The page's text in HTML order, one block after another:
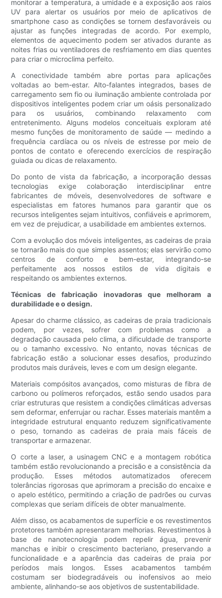
monitorar a temperatura, a umidade e a exposição aos raios
UV para alertar os usuários por meio de aplicativos de
smartphone caso as condições se tornem desfavoráveis ​​ou
ajustar as funções integradas de acordo. Por exemplo,
elementos de aquecimento podem ser ativados durante as
noites frias ou ventiladores de resfriamento em dias quentes
para criar o microclima perfeito.
A conectividade também abre portas para aplicações
voltadas ao bem-estar. Alto-falantes integrados, bases de
carregamento sem fio ou iluminação ambiente controlada por
dispositivos inteligentes podem criar um oásis personalizado
para os usuários, combinando relaxamento com
entretenimento. Alguns modelos conceituais exploram até
mesmo funções de monitoramento de saúde — medindo a
frequência cardíaca ou os níveis de estresse por meio de
pontos de contato e oferecendo exercícios de respiração
guiada ou dicas de relaxamento.
Do ponto de vista da fabricação, a incorporação dessas
tecnologias exige colaboração interdisciplinar entre
fabricantes de móveis, desenvolvedores de software e
especialistas em fatores humanos para garantir que os
recursos inteligentes sejam intuitivos, confiáveis ​​e aprimorem,
em vez de prejudicar, a usabilidade em ambientes externos.
Com a evolução dos móveis inteligentes, as cadeiras de praia
se tornarão mais do que simples assentos; elas servirão como
centros de conforto e bem-estar, integrando-se
perfeitamente aos nossos estilos de vida digitais e
respeitando os ambientes externos.
Técnicas de fabricação inovadoras que melhoram a
durabilidade e o design.
Apesar do charme clássico, as cadeiras de praia tradicionais
podem, por vezes, sofrer com problemas como a
degradação causada pelo clima, a dificuldade de transporte
ou o tamanho excessivo. No entanto, novas técnicas de
fabricação estão a solucionar esses desafios, produzindo
produtos mais duráveis, leves e com um design elegante.
Materiais compósitos avançados, como misturas de fibra de
carbono ou polímeros reforçados, estão sendo usados ​​para
criar estruturas que resistem a condições climáticas adversas
sem deformar, enferrujar ou rachar. Esses materiais mantêm a
integridade estrutural enquanto reduzem significativamente
o peso, tornando as cadeiras de praia mais fáceis de
transportar e armazenar.
O corte a laser, a usinagem CNC e a montagem robótica
também estão revolucionando a precisão e a consistência da
produção. Esses métodos automatizados oferecem
tolerâncias rigorosas que aprimoram a precisão do encaixe e
o apelo estético, permitindo a criação de padrões ou curvas
complexas que seriam difíceis de obter manualmente.
Além disso, os acabamentos de superfície e os revestimentos
protetores também apresentaram melhorias. Revestimentos à
base de nanotecnologia podem repelir água, prevenir
manchas e inibir o crescimento bacteriano, preservando a
funcionalidade e a aparência das cadeiras de praia por
períodos mais longos. Esses acabamentos também
costumam ser biodegradáveis ​​ou inofensivos ao meio
ambiente, alinhando-se aos objetivos de sustentabilidade.